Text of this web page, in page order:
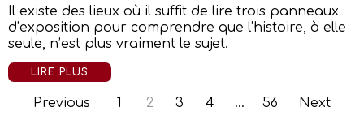
Il existe des lieux où il suffit de lire trois panneaux
d’exposition pour comprendre que l’histoire, à elle
seule, n’est plus vraiment le sujet.
LIRE PLUS
Previous 1 2 3 4 … 56 Next